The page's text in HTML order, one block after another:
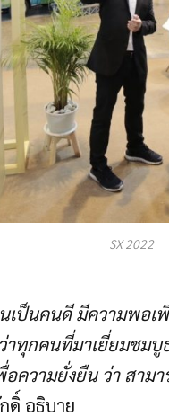
SX 2022
ป็นคนดี มีความพอเ
ทุกคนที่มาเยี่ยมชมบู
ความยั่งยืน ว่า สาม
อธิบาย